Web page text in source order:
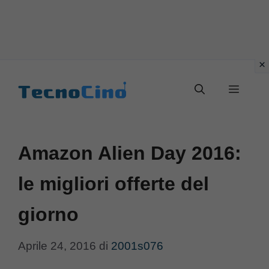
Menu
Amazon Alien Day 2016:
le migliori offerte del
giorno
Aprile 24, 2016 di 2001s076